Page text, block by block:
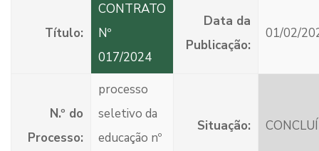
Título:
CONTRATO
Nº
017/2024
Data da
Publicação:
01/02/
N.º do
Processo:
processo
seletivo da
educação nº
Situação: